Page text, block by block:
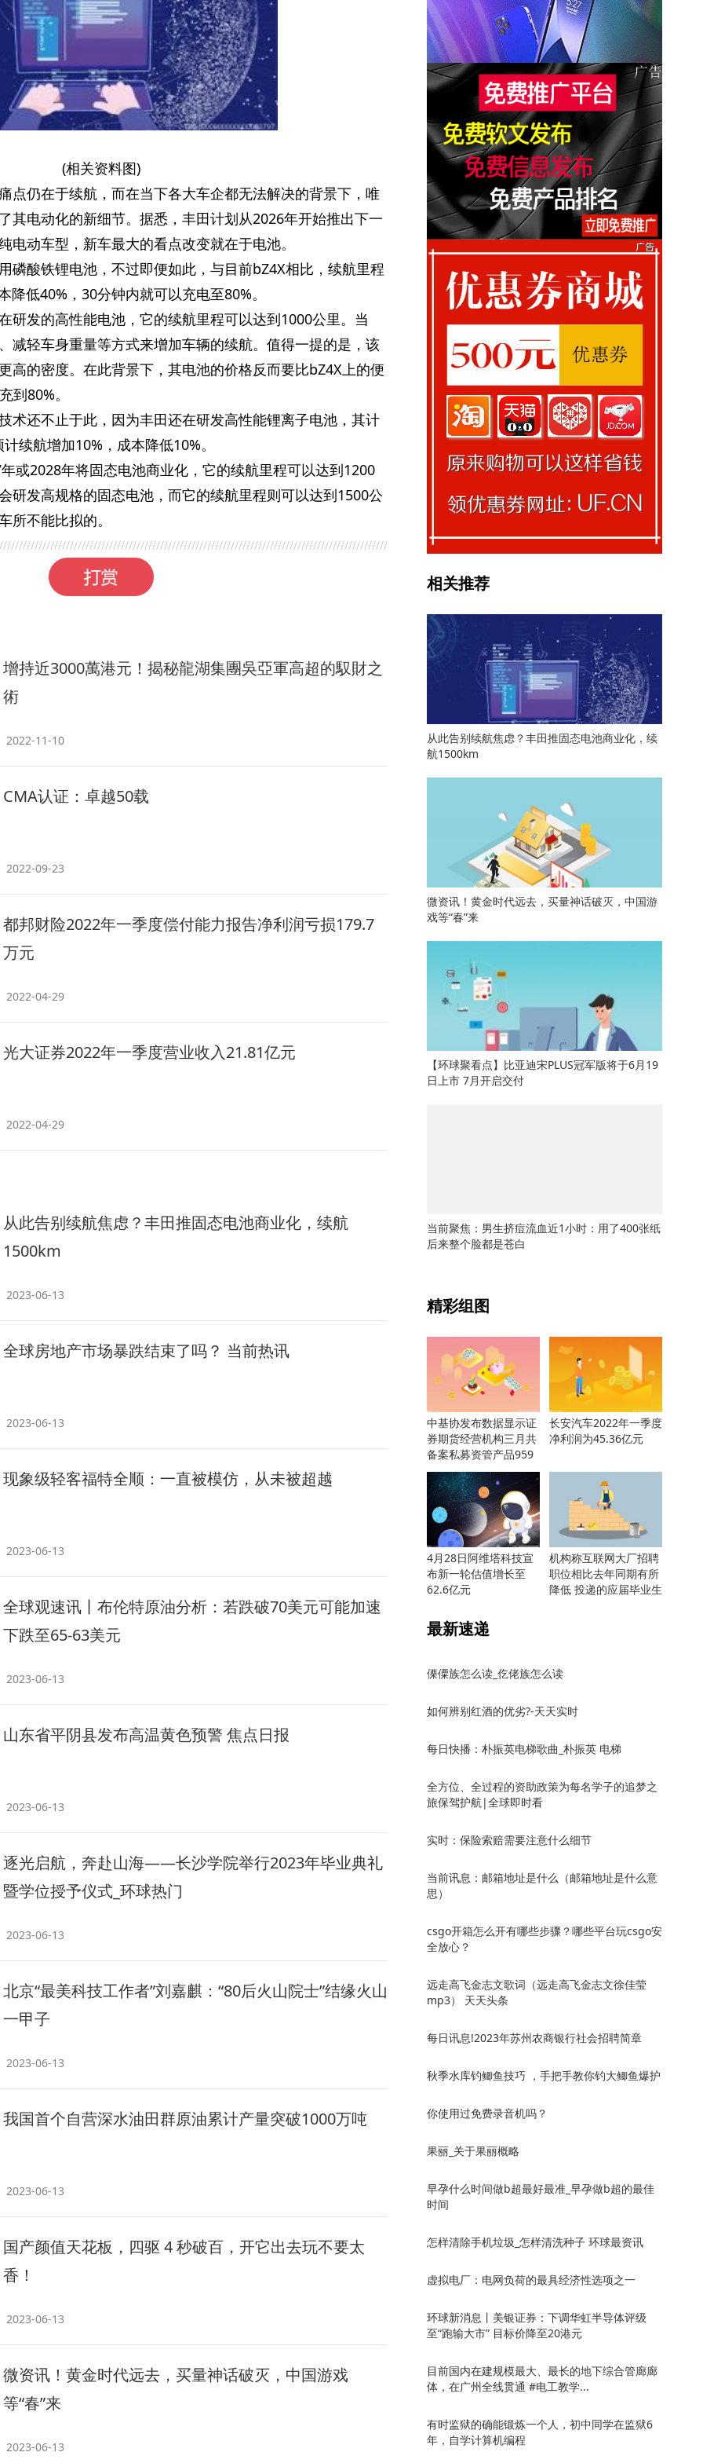
(相关资料图)
点仍在于续航，而在当下各大车企都无法解决的背景下，唯
其电动化的新细节。据悉，丰田计划从2026年开始推出下一
电动车型，新车最大的看点改变就在于电池。
磷酸铁锂电池，不过即便如此，与目前bZ4X相比，续航里程
低40%，30分钟内就可以充电至80%。
研发的高性能电池，它的续航里程可以达到1000公里。当
减轻车身重量等方式来增加车辆的续航。值得一提的是，该
高的密度。在此背景下，其电池的价格反而要比bZ4X上的便
到80%。
术还不止于此，因为丰田还在研发高性能锂离子电池，其计
续航增加10%，成本降低10%。
或2028年将固态电池商业化，它的续航里程可以达到1200
研发高规格的固态电池，而它的续航里程则可以达到1500公
所不能比拟的。
增持近3000萬港元！揭秘龍湖集團吳亞軍高超的馭財之
術
2022-11-10
CMA认证：卓越50载
2022-09-23
都邦财险2022年一季度偿付能力报告净利润亏损179.7
万元
2022-04-29
光大证券2022年一季度营业收入21.81亿元
2022-04-29
从此告别续航焦虑？丰田推固态电池商业化，续航
1500km
2023-06-13
全球房地产市场暴跌结束了吗？ 当前热讯
2023-06-13
现象级轻客福特全顺：一直被模仿，从未被超越
2023-06-13
全球观速讯丨布伦特原油分析：若跌破70美元可能加速
下跌至65-63美元
2023-06-13
山东省平阴县发布高温黄色预警 焦点日报
2023-06-13
逐光启航，奔赴山海——长沙学院举行2023年毕业典礼
暨学位授予仪式_环球热门
2023-06-13
北京“最美科技工作者”刘嘉麒：“80后火山院士”结缘火山
一甲子
2023-06-13
我国首个自营深水油田群原油累计产量突破1000万吨
2023-06-13
国产颜值天花板，四驱 4 秒破百，开它出去玩不要太
香！
2023-06-13
微资讯！黄金时代远去，买量神话破灭，中国游戏
等“春”来
2023-06-13
相关推荐
从此告别续航焦虑？丰田推固态电池商业化，续
航1500km
微资讯！黄金时代远去，买量神话破灭，中国游
戏等“春”来
【环球聚看点】比亚迪宋PLUS冠军版将于6月19
日上市 7月开启交付
当前聚焦：男生挤痘流血近1小时：用了400张纸
后来整个脸都是苍白
精彩组图
中基协发布数据显示证
券期货经营机构三月共
备案私募资管产品959
只
长安汽车2022年一季度
净利润为45.36亿元
4月28日阿维塔科技宣
布新一轮估值增长至
62.6亿元
机构称互联网大厂招聘
职位相比去年同期有所
降低 投递的应届毕业生
最新速递
傈僳族怎么读_仡佬族怎么读
如何辨别红酒的优劣?-天天实时
每日快播：朴振英电梯歌曲_朴振英 电梯
全方位、全过程的资助政策为每名学子的追梦之
旅保驾护航|全球即时看
实时：保险索赔需要注意什么细节
当前讯息：邮箱地址是什么（邮箱地址是什么意
思）
csgo开箱怎么开有哪些步骤？哪些平台玩csgo安
全放心？
远走高飞金志文歌词（远走高飞金志文徐佳莹
mp3） 天天头条
每日讯息!2023年苏州农商银行社会招聘简章
秋季水库钓鲫鱼技巧 ，手把手教你钓大鲫鱼爆护
你使用过免费录音机吗？
果丽_关于果丽概略
早孕什么时间做b超最好最准_早孕做b超的最佳
时间
怎样清除手机垃圾_怎样清洗种子 环球最资讯
虚拟电厂：电网负荷的最具经济性选项之一
环球新消息丨美银证券：下调华虹半导体评级
至“跑输大市” 目标价降至20港元
目前国内在建规模最大、最长的地下综合管廊廊
体，在广州全线贯通 #电工教学...
有时监狱的确能锻炼一个人，初中同学在监狱6
年，自学计算机编程